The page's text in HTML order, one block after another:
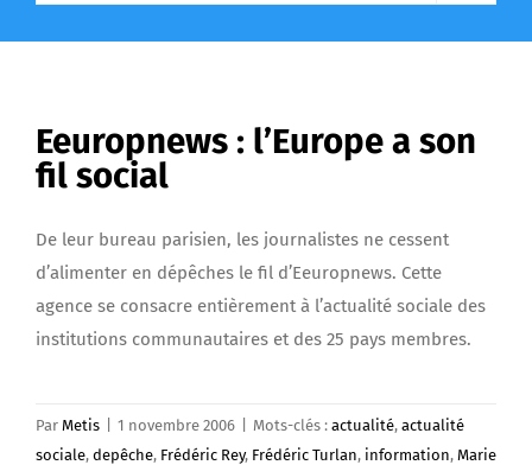
Eeuropnews : l’Europe a son
fil social
De leur bureau parisien, les journalistes ne cessent
d’alimenter en dépêches le fil d’Eeuropnews. Cette
agence se consacre entièrement à l’actualité sociale des
institutions communautaires et des 25 pays membres.
Par Metis 1 novembre 2006 Mots-clés : actualité, actualité
sociale, depêche, Frédéric Rey, Frédéric Turlan, information, Marie